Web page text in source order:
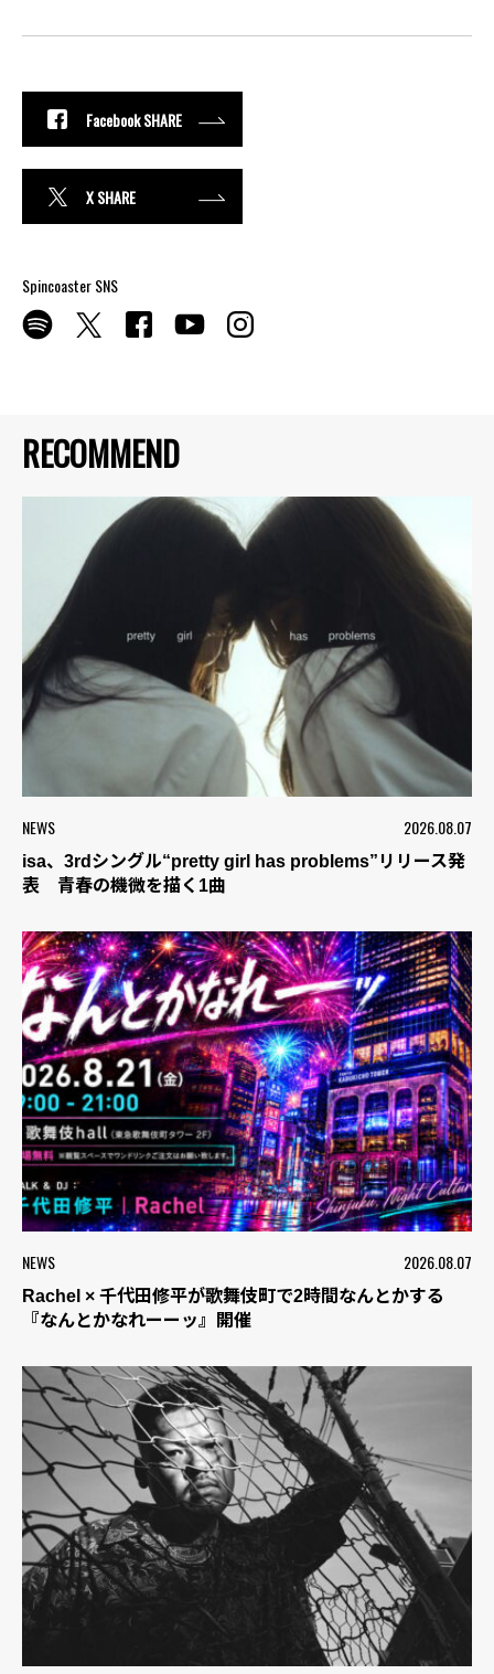
RECOMMEND
NEWS 2026.08.07
isa、3rdシングル“pretty girl has problems”リリース発
表 青春の機微を描く1曲
NEWS 2026.08.07
Rachel × 千代田修平が歌舞伎町で2時間なんとかする
『なんとかなれーーッ』開催
Facebook SHARE
X SHARE
Spincoaster SNS